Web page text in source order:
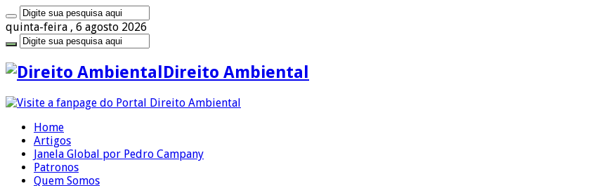
quinta-feira , 6 agosto 2026
Direito Ambiental
Home
Artigos
Janela Global por Pedro Campany
Patronos
Quem Somos